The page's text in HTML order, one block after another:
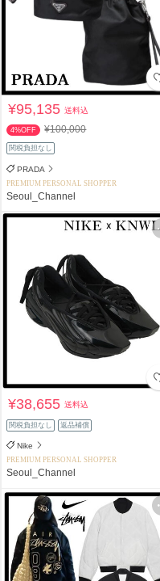
¥95,135送料込
4%OFF ¥100,000
関税負担なし
PRADA
PREMIUM PERSONAL SHOPPER
Seoul_Channel
¥38,655送料込
関税負担なし 返品補償
Nike
PREMIUM PERSONAL SHOPPER
Seoul_Channel